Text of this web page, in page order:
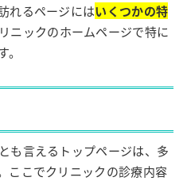
れるページにはいくつかの特
ニックのホームページで特に
も言えるトップページは、多
ここでクリニックの診療内容